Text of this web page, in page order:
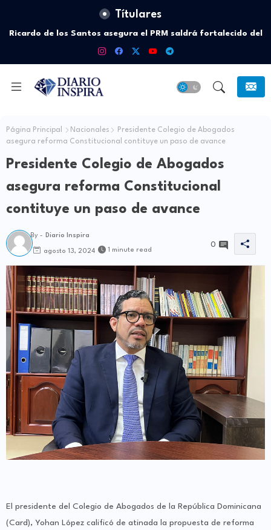
Títulares
Ricardo de los Santos asegura el PRM saldrá fortalecido del
proceso interno para escoger nuevas autoridades
Página Principal Nacionales
Presidente Colegio de Abogados
asegura reforma Constitucional contituye un paso de avance
Presidente Colegio de Abogados
asegura reforma Constitucional
contituye un paso de avance
By - Diario Inspira
agosto 13, 2024 1 minute read
0
El presidente del Colegio de Abogados de la República Dominicana
(Card), Yohan López calificó de atinada la propuesta de reforma